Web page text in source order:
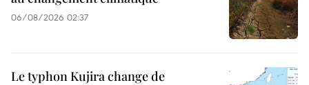
06/08/2026 02:37
Le typhon Kujira change de